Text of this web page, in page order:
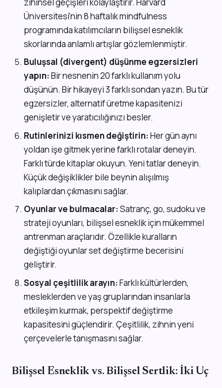
Üniversitesi'nin 8 haftalık mindfulness
programında katılımcıların bilişsel esneklik
skorlarında anlamlı artışlar gözlemlenmiştir.
Buluşsal (divergent) düşünme egzersizleri
yapın:Bir nesnenin 20 farklı kullanım yolu
düşünün. Bir hikayeyi 3 farklı sondan yazın. Bu tür
egzersizler, alternatif üretme kapasitenizi
genişletir ve yaratıcılığınızı besler.
Rutinlerinizi kısmen değiştirin:Her gün aynı
yoldan işe gitmek yerine farklı rotalar deneyin.
Farklı türde kitaplar okuyun. Yeni tatlar deneyin.
Küçük değişiklikler bile beynin alışılmış
kalıplardan çıkmasını sağlar.
Oyunlar ve bulmacalar:Satranç, go, sudoku ve
strateji oyunları, bilişsel esneklik için mükemmel
antrenman araçlarıdır. Özellikle kuralların
değiştiği oyunlar set değiştirme becerisini
geliştirir.
Sosyal çeşitlilik arayın:Farklı kültürlerden,
mesleklerden ve yaş gruplarından insanlarla
etkileşim kurmak, perspektif değiştirme
kapasitesini güçlendirir. Çeşitlilik, zihnin yeni
çerçevelerle tanışmasını sağlar.
Bilişsel Esneklik vs. Bilişsel Sertlik: İki Uç